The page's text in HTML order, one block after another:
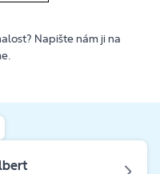
Napište nám ji na